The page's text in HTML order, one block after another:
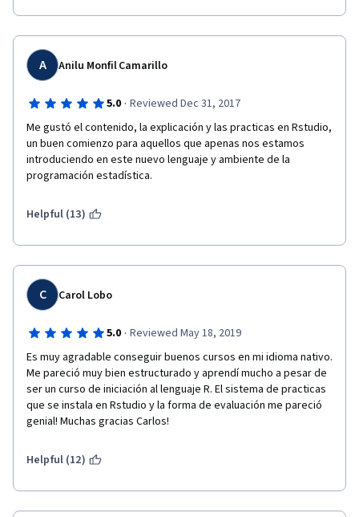
A Anilu Monfil Camarillo
5.0 · Reviewed Dec 31, 2017
Me gustó el contenido, la explicación y las practicas en Rstudio,
un buen comienzo para aquellos que apenas nos estamos
introduciendo en este nuevo lenguaje y ambiente de la
programación estadística.
Helpful (13)
C Carol Lobo
5.0 · Reviewed May 18, 2019
Es muy agradable conseguir buenos cursos en mi idioma nativo.
Me pareció muy bien estructurado y aprendí mucho a pesar de
ser un curso de iniciación al lenguaje R. El sistema de practicas
que se instala en Rstudio y la forma de evaluación me pareció
genial! Muchas gracias Carlos!
Helpful (12)